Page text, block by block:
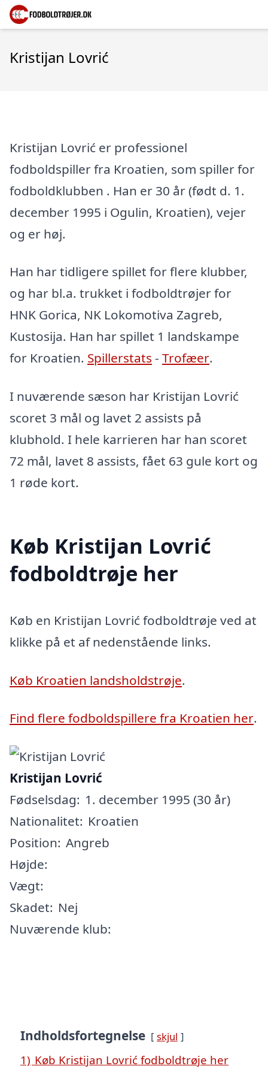
Kristijan Lovrić
Kristijan Lovrić er professionel
fodboldspiller fra Kroatien, som spiller for
fodboldklubben . Han er 30 år (født d. 1.
december 1995 i Ogulin, Kroatien), vejer
og er høj.
Han har tidligere spillet for flere klubber,
og har bl.a. trukket i fodboldtrøjer for
HNK Gorica, NK Lokomotiva Zagreb,
Kustosija. Han har spillet 1 landskampe
for Kroatien. Spillerstats - Trofæer.
I nuværende sæson har Kristijan Lovrić
scoret 3 mål og lavet 2 assists på
klubhold. I hele karrieren har han scoret
72 mål, lavet 8 assists, fået 63 gule kort og
1 røde kort.
Køb Kristijan Lovrić
fodboldtrøje her
Køb en Kristijan Lovrić fodboldtrøje ved at
klikke på et af nedenstående links.
Køb Kroatien landsholdstrøje.
Find flere fodboldspillere fra Kroatien her.
Kristijan Lovrić
Fødselsdag: 1. december 1995 (30 år)
Nationalitet: Kroatien
Position: Angreb
Højde:
Vægt:
Skadet: Nej
Nuværende klub:
Indholdsfortegnelse skjul
1) Køb Kristijan Lovrić fodboldtrøje her